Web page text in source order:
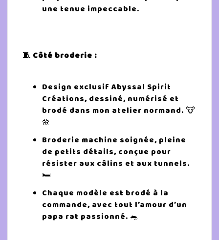
une tenue impeccable.
🧵 Côté broderie :
Design exclusif Abyssal Spirit
Créations, dessiné, numérisé et
brodé dans mon atelier normand. 🐮
🌼
Broderie machine soignée, pleine
de petits détails, conçue pour
résister aux câlins et aux tunnels.
🛏️
Chaque modèle est brodé à la
commande, avec tout l’amour d’un
papa rat passionné. 🐀